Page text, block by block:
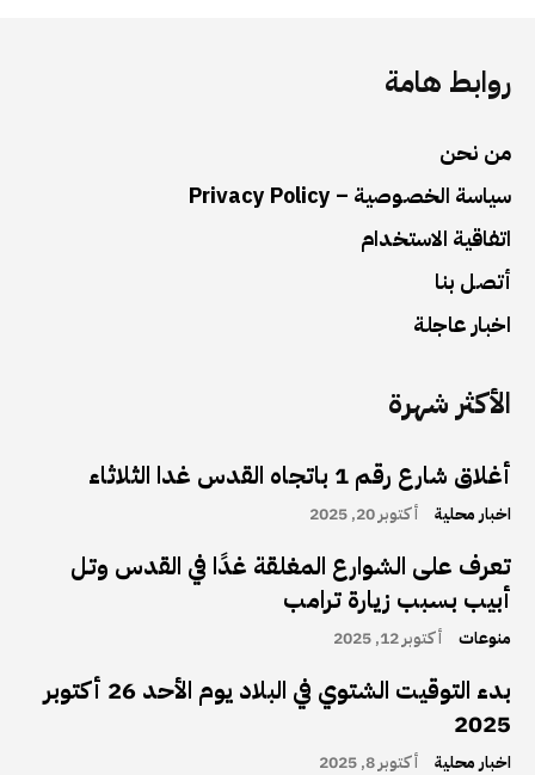
روابط هامة
من نحن
سياسة الخصوصية – Privacy Policy
اتفاقية الاستخدام
أتصل بنا
اخبار عاجلة
الأكثر شهرة
أغلاق شارع رقم 1 باتجاه القدس غدا الثلاثاء
اخبار محلية أكتوبر 20, 2025
تعرف على الشوارع المغلقة غدًا في القدس وتل
أبيب بسبب زيارة ترامب
منوعات أكتوبر 12, 2025
بدء التوقيت الشتوي في البلاد يوم الأحد 26 أكتوبر
2025
اخبار محلية أكتوبر 8, 2025